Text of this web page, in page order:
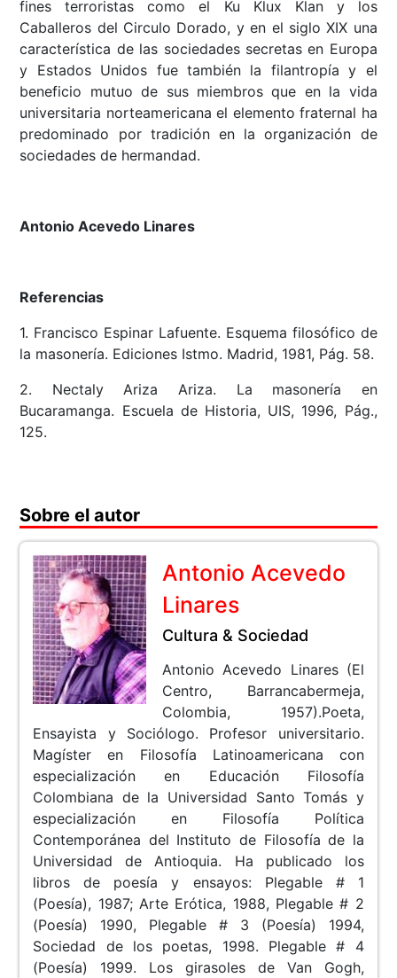
fines terroristas como el Ku Klux Klan y los
Caballeros del Circulo Dorado, y en el siglo XIX una
característica de las sociedades secretas en Europa
y Estados Unidos fue también la filantropía y el
beneficio mutuo de sus miembros que en la vida
universitaria norteamericana el elemento fraternal ha
predominado por tradición en la organización de
sociedades de hermandad.
Antonio Acevedo Linares
Referencias
1. Francisco Espinar Lafuente. Esquema filosófico de
la masonería. Ediciones Istmo. Madrid, 1981, Pág. 58.
2. Nectaly Ariza Ariza. La masonería en
Bucaramanga. Escuela de Historia, UIS, 1996, Pág.,
125.
Sobre el autor
Antonio Acevedo
Linares
Cultura & Sociedad
Antonio Acevedo Linares (El
Centro, Barrancabermeja,
Colombia, 1957).Poeta,
Ensayista y Sociólogo. Profesor universitario.
Magíster en Filosofía Latinoamericana con
especialización en Educación Filosofía
Colombiana de la Universidad Santo Tomás y
especialización en Filosofía Política
Contemporánea del Instituto de Filosofía de la
Universidad de Antioquia. Ha publicado los
libros de poesía y ensayos: Plegable # 1
(Poesía), 1987; Arte Erótica, 1988, Plegable # 2
(Poesía) 1990, Plegable # 3 (Poesía) 1994,
Sociedad de los poetas, 1998. Plegable # 4
(Poesía) 1999. Los girasoles de Van Gogh,